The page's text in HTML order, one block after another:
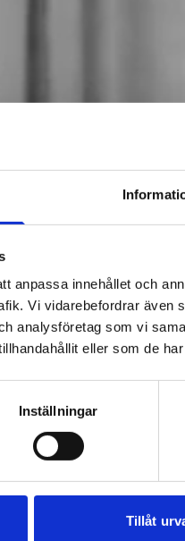
anpassa innehållet och
Vi vidarebefordrar även
analysföretag som vi
eller som de
Inställningar
Tillåt